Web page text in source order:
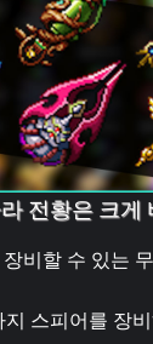
전황은 크게
장비할 수 있는
스피어를 장